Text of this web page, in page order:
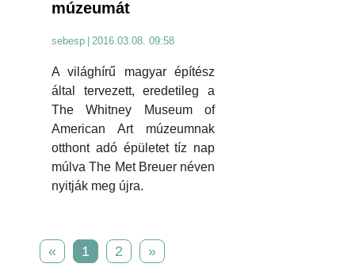
múzeumát
sebesp 2016.03.08. 09:58
A világhírű magyar építész
által tervezett, eredetileg a
The Whitney Museum of
American Art múzeumnak
otthont adó épületet tíz nap
múlva The Met Breuer néven
nyitják meg újra.
« 1 2 »